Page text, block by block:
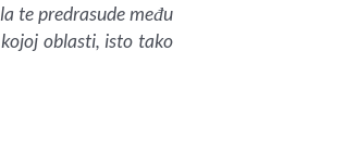
te predrasude među
oblasti, isto tako